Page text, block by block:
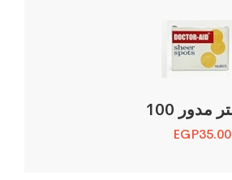
مدور 100
EGP35.00